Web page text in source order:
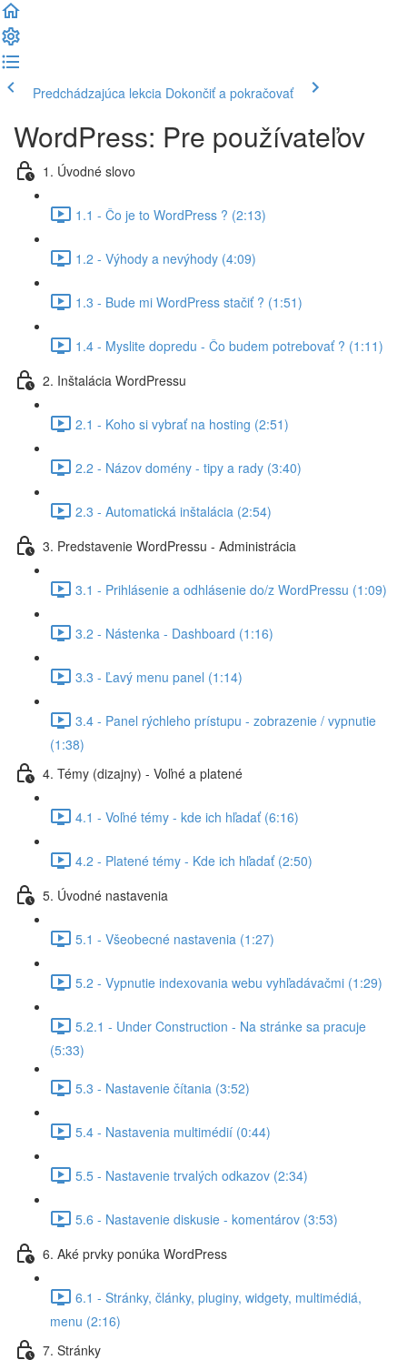
Predchádzajúca lekcia Dokončiť a pokračovať
WordPress: Pre používateľov
1. Úvodné slovo
1.1 - Čo je to WordPress ? (2:13)
1.2 - Výhody a nevýhody (4:09)
1.3 - Bude mi WordPress stačiť ? (1:51)
1.4 - Myslite dopredu - Čo budem potrebovať ? (1:11)
2. Inštalácia WordPressu
2.1 - Koho si vybrať na hosting (2:51)
2.2 - Názov domény - tipy a rady (3:40)
2.3 - Automatická inštalácia (2:54)
3. Predstavenie WordPressu - Administrácia
3.1 - Prihlásenie a odhlásenie do/z WordPressu (1:09)
3.2 - Nástenka - Dashboard (1:16)
3.3 - Ľavý menu panel (1:14)
3.4 - Panel rýchleho prístupu - zobrazenie / vypnutie
(1:38)
4. Témy (dizajny) - Voľné a platené
4.1 - Voľné témy - kde ich hľadať (6:16)
4.2 - Platené témy - Kde ich hľadať (2:50)
5. Úvodné nastavenia
5.1 - Všeobecné nastavenia (1:27)
5.2 - Vypnutie indexovania webu vyhľadávačmi (1:29)
5.2.1 - Under Construction - Na stránke sa pracuje
(5:33)
5.3 - Nastavenie čítania (3:52)
5.4 - Nastavenia multimédií (0:44)
5.5 - Nastavenie trvalých odkazov (2:34)
5.6 - Nastavenie diskusie - komentárov (3:53)
6. Aké prvky ponúka WordPress
6.1 - Stránky, články, pluginy, widgety, multimédiá,
menu (2:16)
7. Stránky